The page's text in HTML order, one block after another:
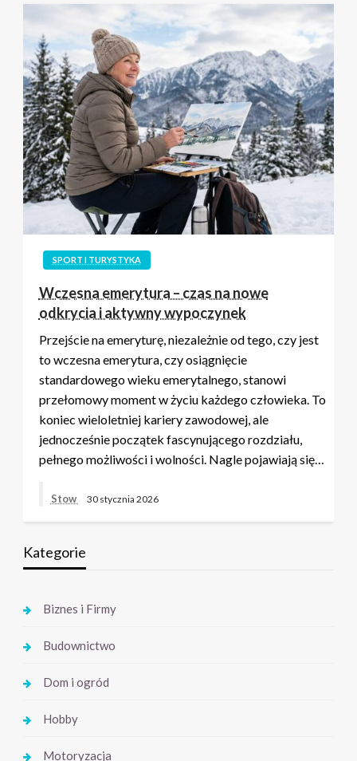
SPORT I TURYSTYKA
Wczesna emerytura – czas na nowe
odkrycia i aktywny wypoczynek
Przejście na emeryturę, niezależnie od tego, czy jest
to wczesna emerytura, czy osiągnięcie
standardowego wieku emerytalnego, stanowi
przełomowy moment w życiu każdego człowieka. To
koniec wieloletniej kariery zawodowej, ale
jednocześnie początek fascynującego rozdziału,
pełnego możliwości i wolności. Nagle pojawiają się…
Stow 30 stycznia 2026
Kategorie
Biznes i Firmy
Budownictwo
Dom i ogród
Hobby
Motoryzacja